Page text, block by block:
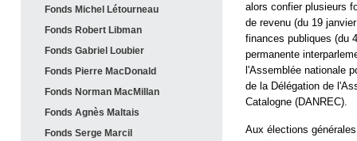
Fonds Michel Létourneau
Fonds Robert Libman
Fonds Gabriel Loubier
Fonds Pierre MacDonald
Fonds Norman MacMillan
Fonds Agnès Maltais
Fonds Serge Marcil
alors confier plusieurs
de revenu (du 19
finances publiques (du
permanente
l'Assemblée nationale
de la Délégation de
Catalogne (DANREC).
Aux élections